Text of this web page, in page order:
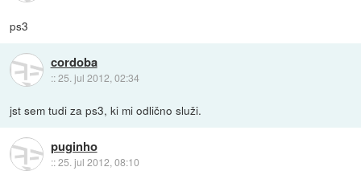
ps3
cordoba
::25. jul 2012, 02:34
jst sem tudi za ps3, ki mi odlično služi.
puginho
::25. jul 2012, 08:10